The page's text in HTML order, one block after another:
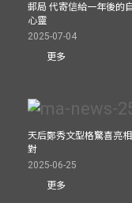
郵局 代寄信給一年後的
心靈
2025-07-04
更多
天后鄭秀文型格驚喜亮
對
2025-06-25
更多